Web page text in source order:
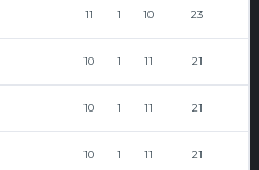
11 1 10 23
10 1 11 21
10 1 11 21
10 1 11 21